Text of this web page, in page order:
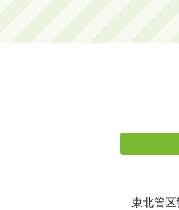
東北管